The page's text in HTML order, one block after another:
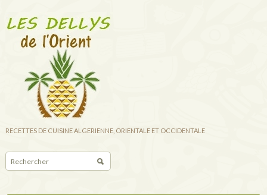
RECETTES DE CUISINE ALGERIENNE, ORIENTALE ET OCCIDENTALE